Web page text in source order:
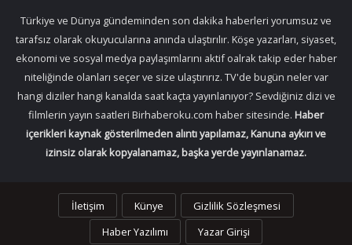
Türkiye ve Dünya gündeminden son dakika haberleri yorumsuz ve
tarafsız olarak okuyucularına anında ulaştırılır. Köşe yazarları, siyaset,
ekonomi ve sosyal medya paylaşımlarını aktif oalrak takip eder haber
niteliğinde olanları seçer ve size ulaştırırız. TV'de bugün neler var
hangi diziler hangi kanalda saat kaçta yayınlanıyor? Sevdiğiniz dizi ve
filmlerin yayın saatleri Birhaberoku.com haber sitesinde. Haber
içerikleri kaynak gösterilmeden alıntı yapılamaz, Kanuna aykırı ve
izinsiz olarak kopyalanamaz, başka yerde yayınlanamaz.
İletişim Künye
Gizlilik Sözleşmesi
Haber Yazılımı
Yazar Girişi